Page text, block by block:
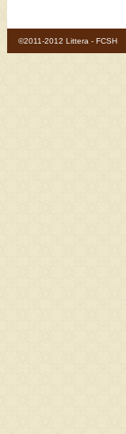
©2011-2012 Littera - FCSH